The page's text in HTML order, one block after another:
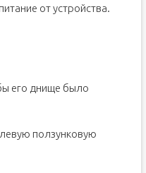
от устройства.
его днище было
ползунковую